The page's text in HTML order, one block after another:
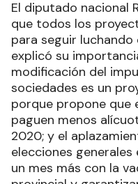
El diputado nacional
que todos los
para seguir
explicó su
modificación del
sociedades es un
porque propone que
paguen menos
2020; y el
elecciones
un mes más con la